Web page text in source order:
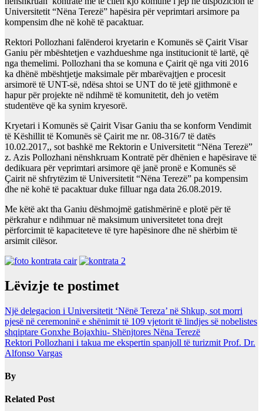
Universitetit “Nëna Terezë” hapësira për veprimtari arsimore pa
kompensim dhe në kohë të pacaktuar.
Rektori Pollozhani falënderoi kryetarin e Komunës së Çairit Visar
Ganiu për mbështetjen e vazhdueshme nga institucionit të lartë, që
nga themelimi. Pollozhani tha se komuna e Çairit që nga viti 2016
ka dhënë mbështjetje maksimale për mbarëvajtjen e procesit
arsimorë të UNT-së, ndësa shtoi se UNT do të jetë gjithmonë e
hapur për projekte në ndihmë të komunitetit, deh jo vetëm
studentëve që ka synim kryesorë.
Kryetari i Komunës së Çairit Visar Ganiu tha se konform Vendimit
të Këshillit të Komunës së Çairit me nr. 08-316/7 të datës
10.02.2017,, sot bashkë me Rektorin e Universitetit “Nëna Terezë”
z. Azis Pollozhani nënshkruam Kontratë për dhënien e hapësirave të
dedikuara për veprimtari arsimore që janë pronë e Komunës së
Çairit në shfrytëzim të Universitetit “Nëna Terezë” pa kompensim
dhe në kohë të pacaktuar duke filluar nga data 26.08.2019.
Me këtë akt tha Ganiu dëshmojmë gatishmërinë e plotë për të
përkrahur e ndihmuar në maksimum universitetet tona drejt
përforcimit të kapaciteteve të tyre hapësinore dhe në shërbim të
arsimit cilësor.
Lëvizje te postimet
Një delegacion i Universitetit ‘Nënë Tereza’ në Shkup, sot morri
pjesë në ceremoninë e shënimit të 109 vjetorit të lindjes së nobelistes
shqiptare Gonxhe Bojaxhiu- Shënjtores Nëna Terezë
Rektori Pollozhani i takua me ekspertin spanjoll të turizmit Prof. Dr.
Alfonso Vargas
By
Related Post